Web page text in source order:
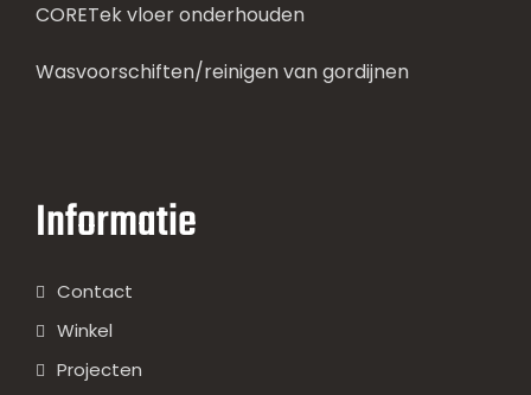
CORETek vloer onderhouden
Wasvoorschiften/reinigen van gordijnen
Informatie
Contact
Winkel
Projecten